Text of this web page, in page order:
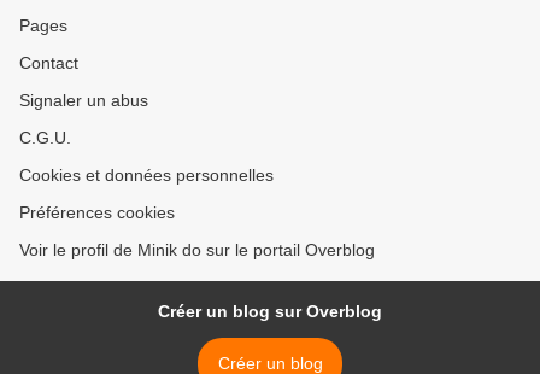
Pages
Contact
Signaler un abus
C.G.U.
Cookies et données personnelles
Préférences cookies
Voir le profil de Minik do sur le portail Overblog
Créer un blog sur Overblog
Créer un blog